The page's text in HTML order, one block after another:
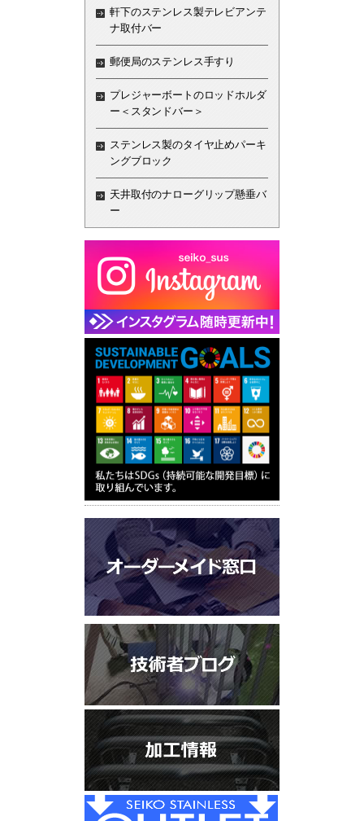
軒下のステンレス製テレビアンテ
ナ取付バー
郵便局のステンレス手すり
プレジャーボートのロッドホルダ
ー＜スタンドバー＞
ステンレス製のタイヤ止めパーキ
ングブロック
天井取付のナローグリップ懸垂バ
ー